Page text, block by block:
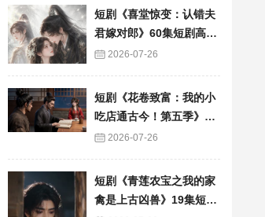
短剧《喜堂惊变：认错夫
君嫁对郎》60集短剧高清
全集在线速看
2026-07-26
短剧《花卷致富：我的小
吃店通古今！第五季》90
集短剧免费追剧全集资源
2026-07-26
短剧《青莲农宝之我的家
禽是上古凶兽》19集短剧